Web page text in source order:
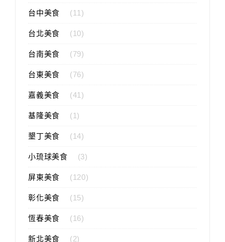
台中美食 (11)
台北美食 (10)
台南美食 (79)
台東美食 (76)
嘉義美食 (41)
基隆美食 (1)
墾丁美食 (14)
小琉球美食 (3)
屏東美食 (120)
彰化美食 (15)
恆春美食 (16)
新北美食 (2)